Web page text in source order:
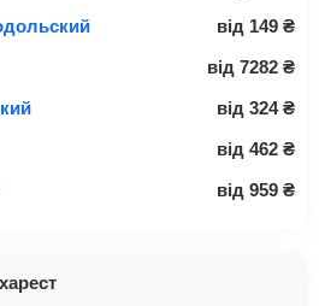
від 149 ₴
від 7282 ₴
від 324 ₴
від 462 ₴
від 959 ₴